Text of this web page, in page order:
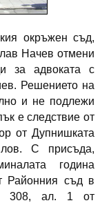
окръжен съд,
Начев отмени
за адвоката с
Решението на
и не подлежи
е следствие от
от Дупнишката
С присъда,
година
Районния съд в
308, ал. 1 от